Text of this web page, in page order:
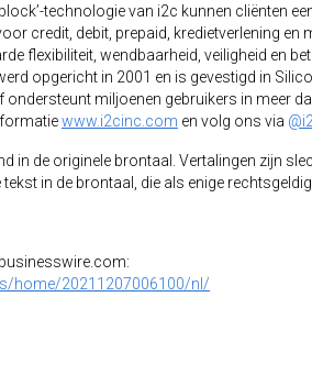
technologie van i2c kunnen cliënten
credit, debit, prepaid, kredietverlening en
flexibiliteit, wendbaarheid, veiligheid en
opgericht in 2001 en is gevestigd in
miljoenen gebruikers in meer
www.i2cinc.com en volg ons via
in de originele brontaal. Vertalingen zijn
in de brontaal, die als enige rechtsgeldig
home/20211207006100/nl/